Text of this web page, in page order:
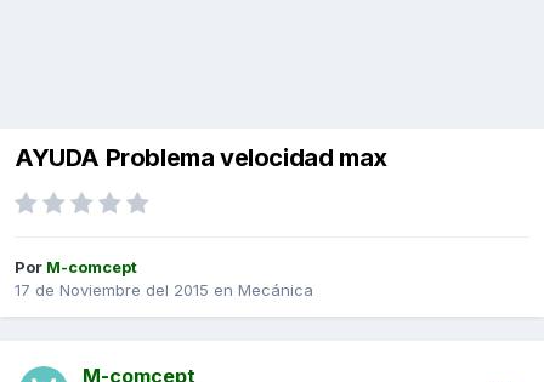
AYUDA Problema velocidad max
Por M-comcept
17 de Noviembre del 2015 en Mecánica
M-comcept